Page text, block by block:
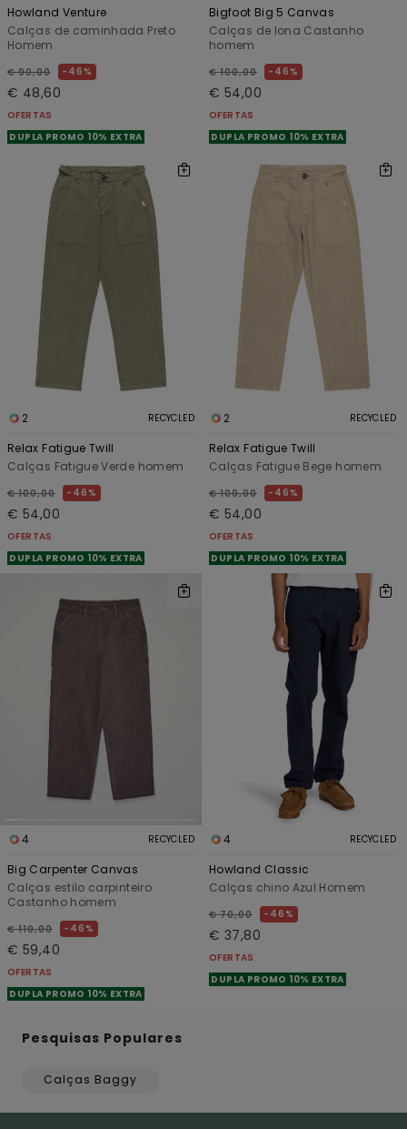
Howland Venture
Calças de caminhada Preto
Homem
€ 90,00 46%
€ 48,60
OFERTAS
DUPLA PROMO 10% EXTRA
Bigfoot Big 5 Canvas
Calças de lona Castanho
homem
€ 100,00 46%
€ 54,00
OFERTAS
DUPLA PROMO 10% EXTRA
2 RECYCLED
Relax Fatigue Twill
Calças Fatigue Verde homem
€ 100,00 46%
€ 54,00
OFERTAS
DUPLA PROMO 10% EXTRA
2 RECYCLED
Relax Fatigue Twill
Calças Fatigue Bege homem
€ 100,00 46%
€ 54,00
OFERTAS
DUPLA PROMO 10% EXTRA
4 RECYCLED
Big Carpenter Canvas
Calças estilo carpinteiro
Castanho homem
€ 110,00 46%
€ 59,40
OFERTAS
DUPLA PROMO 10% EXTRA
4 RECYCLED
Howland Classic
Calças chino Azul Homem
€ 70,00 46%
€ 37,80
OFERTAS
DUPLA PROMO 10% EXTRA
Pesquisas Populares
Calças Baggy